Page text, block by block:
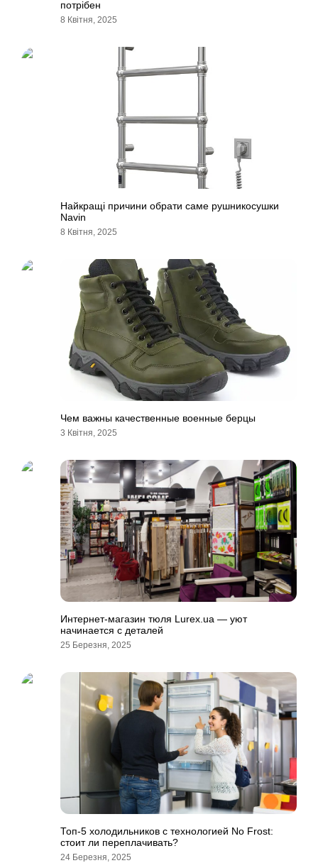
потрібен
8 Квітня, 2025
Найкращі причини обрати саме рушникосушки
Navin
8 Квітня, 2025
Чем важны качественные военные берцы
3 Квітня, 2025
Интернет-магазин тюля Lurex.ua — уют
начинается с деталей
25 Березня, 2025
Топ-5 холодильников с технологией No Frost:
стоит ли переплачивать?
24 Березня, 2025